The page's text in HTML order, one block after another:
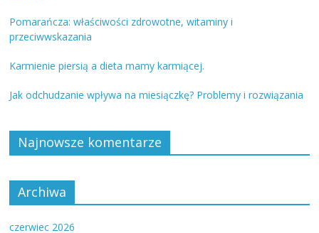
Pomarańcza: właściwości zdrowotne, witaminy i
przeciwwskazania
Karmienie piersią a dieta mamy karmiącej.
Jak odchudzanie wpływa na miesiączkę? Problemy i rozwiązania
Najnowsze komentarze
Archiwa
czerwiec 2026